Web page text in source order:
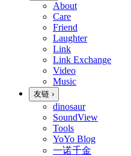
About
Care
Friend
Laughter
Link
Link Exchange
Video
Music
友链 ›
dinosaur
SoundView
Tools
YoYo Blog
一诺千金